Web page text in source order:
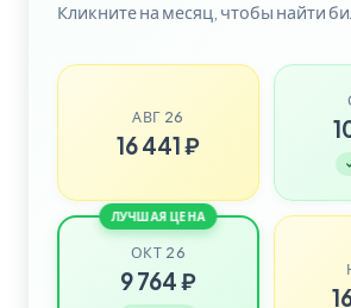
Кликните на месяц, чтобы найти
АВГ 26
16 441 ₽
ЛУЧШАЯ ЦЕНА
ОКТ 26
9 764 ₽